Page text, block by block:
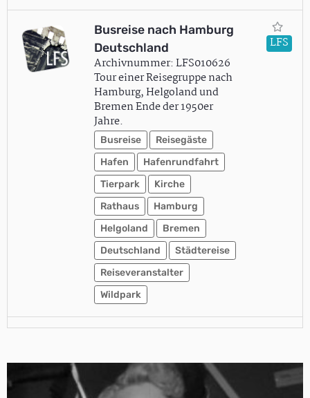
Busreise nach Hamburg
Deutschland
Archivnummer: LFS010626
Tour einer Reisegruppe nach
Hamburg, Helgoland und
Bremen Ende der 1950er
Jahre.
Busreise
Reisegäste
Hafen
Hafenrundfahrt
Tierpark
Kirche
Rathaus
Hamburg
Helgoland
Bremen
Deutschland
Städtereise
Reiseveranstalter
Wildpark
LFS